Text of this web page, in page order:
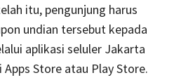
itu, pengunjung harus
undian tersebut kepada
aplikasi seluler Jakarta
Apps Store atau Play Store.